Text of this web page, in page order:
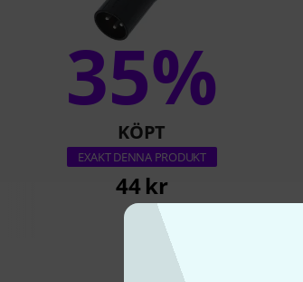
35%
KÖPT
EXAKT DENNA PRODUKT
44 kr